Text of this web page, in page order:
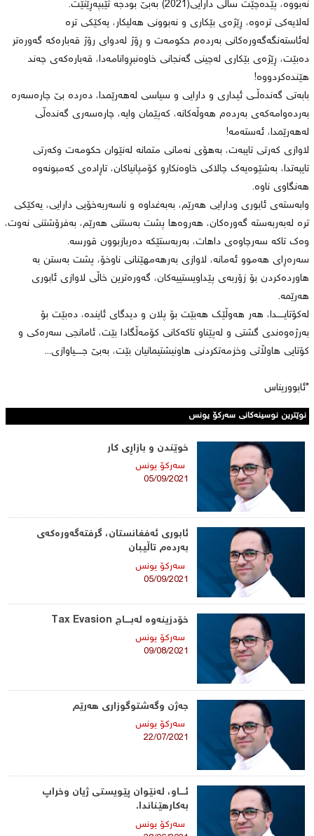
نەبووە، پێدەچێت ساڵی دارایی(2021) بەبێ بودجە تێبپەڕێنێت.
لەلایەکی ترەوە، ڕێژەی بێکاری و نەبوونی هەلیکار، یەکێکی ترە
لەئاستەنگەگەورەکانی بەردەم حکومەت و ڕۆژ لەدوای رۆژ قەبارەکە گەورەتر
دەبێت، ڕێژەی بێکاری لەچینی گەنجانی خاوەنبڕوانامەدا، قەبارەکەی چەند
هێندەکردووە!
بابەتی گەندەڵــی ئیداری و دارایی و سیاسی لەهەرێمدا، دەردە بێ چارەسەرە
بەردەوامەکەی بەردەم هەوڵەکانە، کەپێمان وایە، چارەسەری گەندەڵی
لەهەرێمدا، ئەستەمە!
لاوازی کەرتی تایبەت، بەهۆی نەمانی متمانە لەنێوان حکومەت وکەرتی
تایبەتدا، بەشێوەیەک چالاکی خاوەنکارو کۆمپانیاکان، تاڕادەی کەمبونەوە
هەنگاوی ناوە.
وابەستەی ئابوری ودارایی هەرێم، بەبەغداوە و ناسەربەخۆیی دارایی، یەکێکی
ترە لەبەربەستە گەورەکان، هەروەها پشت بەستنی هەرێم، بەفرۆشتنی نەوت،
وەک تاکە سەرچاوەی داهات، بەربەستێکە دەربازبوون قورسە.
سەرەڕای هەموو ئەمانە، لاوازی بەرهەمهێنانی ناوخۆ، پشت بەستن بە
هاوردەکردن بۆ زۆربەی پێداویستییەکان، گەورەترین خاڵی لاوازی ئابوری
هەرێمە.
لەکۆتایـــــدا، هەر هەوڵێک هەبێت بۆ پلان و دیدگای ئایندە، دەبێت بۆ
بەرژەوەندی گشتی و لەپێناو تاکەکانی کۆمەڵگادا بێت، ئامانجی سەرەکی و
کۆتایی هاوڵاتی وخزمەتکردنی هاونیشتیمانیان بێت، بەبێ جـــــیاوازی...
*ئابووریناس
نوێترین نوسینەکانی سه‌ركۆ یونس
خوێندن و بازاڕی کار
سه‌ركۆ یونس
05/09/2021
ئابوری ئەفغانستان، گرفتەگەورەکەی
بەردەم تاڵیبان
سه‌ركۆ یونس
05/09/2021
خۆدزینەوە لەبــــاج Tax Evasion
سه‌ركۆ یونس
09/08/2021
جەژن وگەشتوگوزاری هەرێم
سه‌ركۆ یونس
22/07/2021
ئــــاو، لەنێوان پێویستی ژیان وخراپ
بەکارهێناندا.
سه‌ركۆ یونس